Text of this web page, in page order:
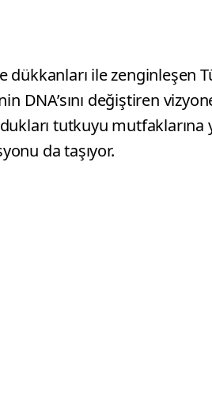
ile zenginleşen
değiştiren
tutkuyu mutfaklarına
da taşıyor.